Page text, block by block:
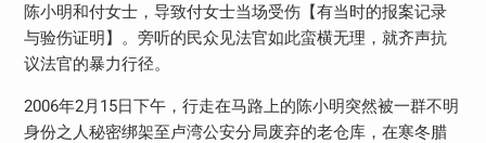
陈小明和付女士，导致付女士当场受伤【有当时的报案记录
与验伤证明】。旁听的民众见法官如此蛮横无理，就齐声抗
议法官的暴力行径。
2006年2月 15日下午，行走在马路上的陈小明突然被一群不明
身份之人秘密绑架至卢湾公安分局废弃的老仓库，在寒冬腊